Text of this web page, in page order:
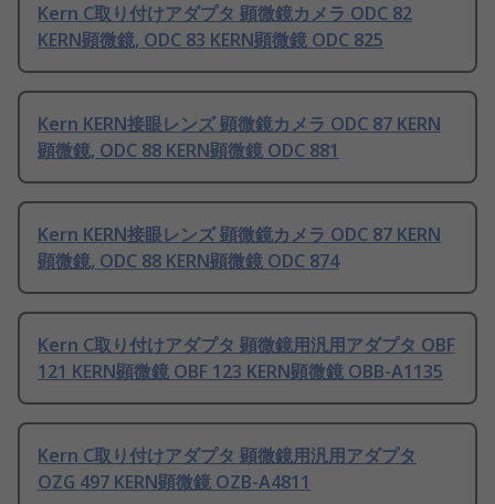
Kern C取り付けアダプタ 顕微鏡カメラ ODC 82
KERN顕微鏡, ODC 83 KERN顕微鏡 ODC 825
Kern KERN接眼レンズ 顕微鏡カメラ ODC 87 KERN
顕微鏡, ODC 88 KERN顕微鏡 ODC 881
Kern KERN接眼レンズ 顕微鏡カメラ ODC 87 KERN
顕微鏡, ODC 88 KERN顕微鏡 ODC 874
Kern C取り付けアダプタ 顕微鏡用汎用アダプタ OBF
121 KERN顕微鏡 OBF 123 KERN顕微鏡 OBB-A1135
Kern C取り付けアダプタ 顕微鏡用汎用アダプタ
OZG 497 KERN顕微鏡 OZB-A4811